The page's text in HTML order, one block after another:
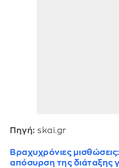
Πηγή: skai.gr
Βραχυχρόνιες
απόσυρση της διάταξης